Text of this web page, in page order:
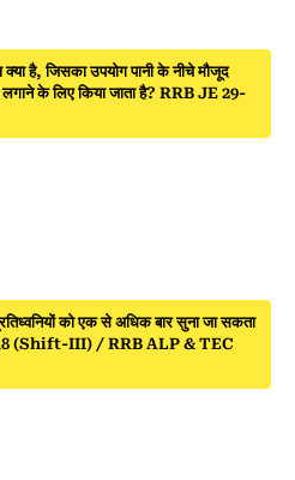
है, जिसका उपयोग पानी के नीचे मौजूद
लगाने के लिए किया जाता है? RRB JE 29-
को एक से अधिक बार सुना जा सकता
(Shift-III) / RRB ALP & TEC